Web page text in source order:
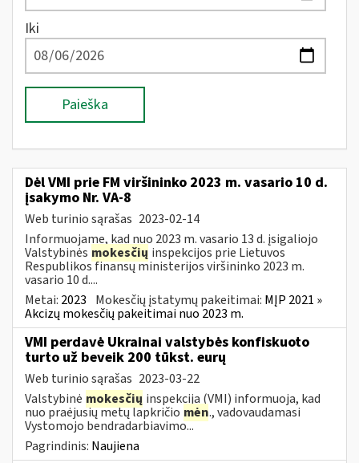
Iki
Paieška
Dėl VMI prie FM viršininko 2023 m. vasario 10 d.
įsakymo Nr. VA-8
Web turinio sąrašas 2023-02-14
Informuojame, kad nuo 2023 m. vasario 13 d. įsigaliojo
Valstybinės mokesčių inspekcijos prie Lietuvos
Respublikos finansų ministerijos viršininko 2023 m.
vasario 10 d....
Metai: 2023 Mokesčių įstatymų pakeitimai: MĮP 2021 »
Akcizų mokesčių pakeitimai nuo 2023 m.
VMI perdavė Ukrainai valstybės konfiskuoto
turto už beveik 200 tūkst. eurų
Web turinio sąrašas 2023-03-22
Valstybinė mokesčių inspekcija (VMI) informuoja, kad
nuo praėjusių metų lapkričio mėn., vadovaudamasi
Vystomojo bendradarbiavimo...
Pagrindinis: Naujiena